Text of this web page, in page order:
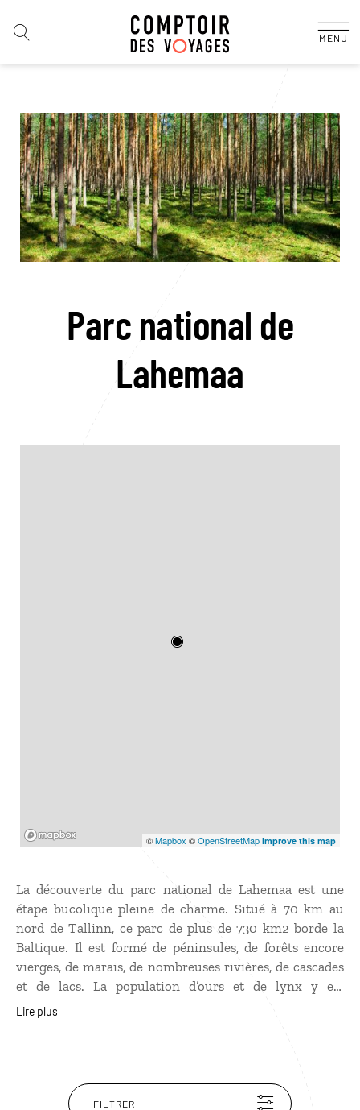
MENU
Parc national de
Lahemaa
©Mapbox ©OpenStreetMap Improve this map
La découverte du parc national de Lahemaa est une
étape bucolique pleine de charme. Situé à 70 km au
nord de Tallinn, ce parc de plus de 730 km2 borde la
Baltique. Il est formé de péninsules, de forêts encore
vierges, de marais, de nombreuses rivières, de cascades
et de lacs. La population d’ours et de lynx y est
nombreuse. Idéal pour la randonnée, le parc de
ouverts à la visite.
Lire plus
FILTRER